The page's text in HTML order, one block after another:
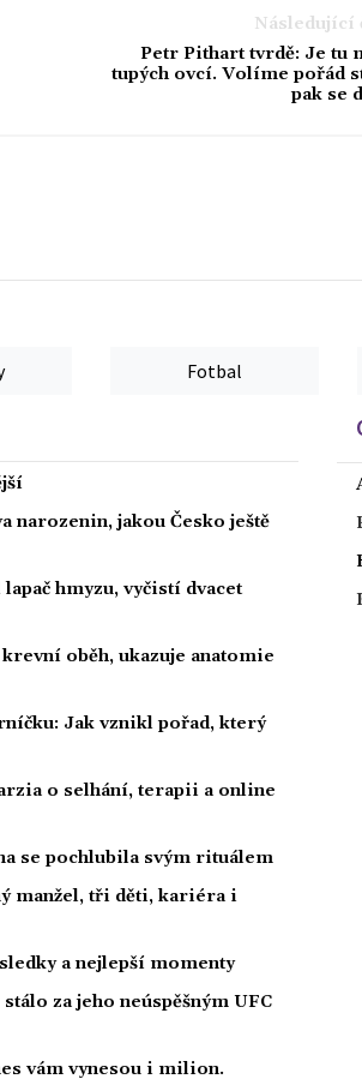
Následující
Petr Pithart tvrdě: Je tu
tupých ovcí. Volíme pořád
pak se
Fotbal
narozenin, jakou Česko ještě
hmyzu, vyčistí dvacet
oběh, ukazuje anatomie
Jak vznikl pořad, který
o selhání, terapii a online
se pochlubila svým rituálem
manžel, tři děti, kariéra i
a nejlepší momenty
za jeho neúspěšným UFC
vám vynesou i milion.